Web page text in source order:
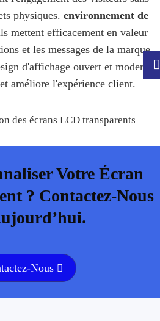
physiques.environnement de
mettent efficacement en valeur
et les messages de la marque
d'affichage ouvert et moderne
améliore l'expérience client.
Votre Écran
? Contactez-Nous
Nous